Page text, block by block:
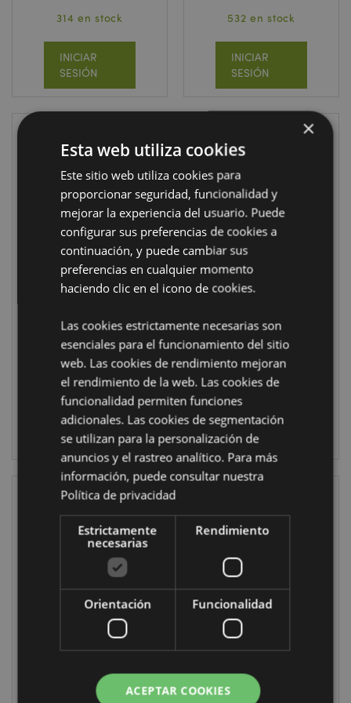
314 en stock
INICIAR
SESIÓN
532 en stock
INICIAR
SESIÓN
EN STOCK
Atrapasueños
Cuentos de
Hadas Lobo y
Parker 16cm
DCPB06X
348 en stock
INICIAR
SESIÓN
Atrapasueños
Susurros de
Hadas Unicornio
16cm
DCPB06Y
928 en stock
INICIAR
SESIÓN
Atrapasueños
Guardián de
Lisa Parker 16cm
DCPB06Z
Atrapasueños
Espíritu de la
Lobos 33cm
DCPB02S
×
Esta web utiliza cookies
Este sitio web utiliza cookies para
proporcionar seguridad, funcionalidad y
mejorar la experiencia del usuario. Puede
configurar sus preferencias de cookies a
continuación, y puede cambiar sus
preferencias en cualquier momento
haciendo clic en el icono de cookies.
Las cookies estrictamente necesarias son
esenciales para el funcionamiento del sitio
web. Las cookies de rendimiento mejoran
el rendimiento de la web. Las cookies de
funcionalidad permiten funciones
adicionales. Las cookies de segmentación
se utilizan para la personalización de
anuncios y el rastreo analítico. Para más
información, puede consultar nuestra
Política de privacidad
Estrictamente
necesarias
Rendimiento
Orientación Funcionalidad
ACEPTAR COOKIES